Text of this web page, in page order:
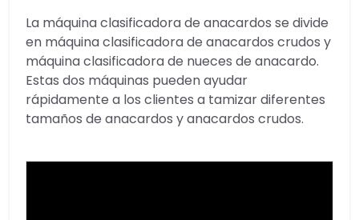
La máquina clasificadora de anacardos se divide
en máquina clasificadora de anacardos crudos y
máquina clasificadora de nueces de anacardo.
Estas dos máquinas pueden ayudar
rápidamente a los clientes a tamizar diferentes
tamaños de anacardos y anacardos crudos.